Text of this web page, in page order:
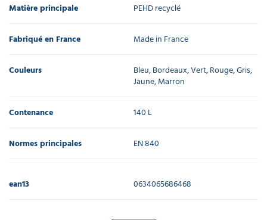
Matière principale PEHD recyclé
Fabriqué en France Made in France
Couleurs
Bleu, Bordeaux, Vert, Rouge, Gris,
Jaune, Marron
Contenance 140 L
Normes principales EN 840
ean13 0634065686468